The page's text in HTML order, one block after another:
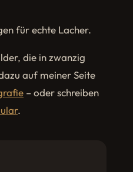
für echte Lacher.
die in zwanzig
auf meiner Seite
– oder schreiben
.